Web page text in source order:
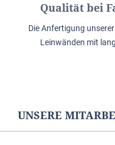
Qualität bei
Die Anfertigung
Leinwänden mit
UNSERE